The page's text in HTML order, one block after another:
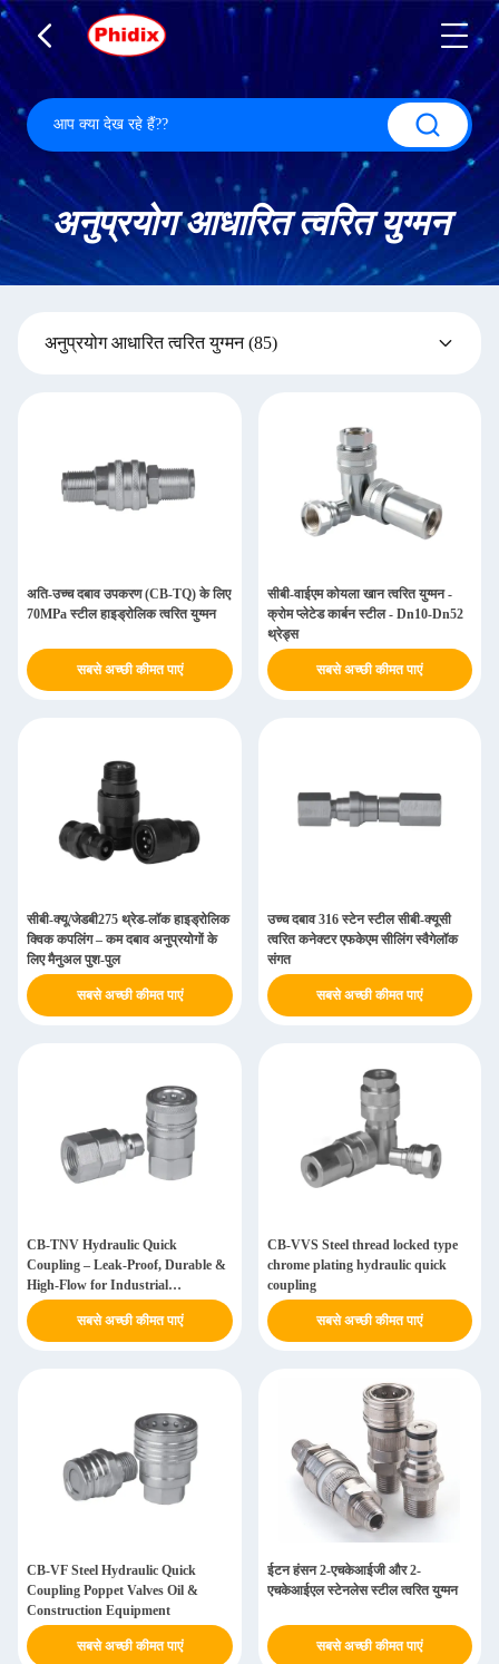
अनुप्रयोग आधारित त्वरित युग्मन
अनुप्रयोग आधारित त्वरित युग्मन(85)
अति-उच्च दबाव उपकरण (CB-TQ) के लिए
70MPa स्टील हाइड्रोलिक त्वरित युग्मन
सबसे अच्छी कीमत पाएं
सीबी-वाईएम कोयला खान त्वरित युग्मन -
क्रोम प्लेटेड कार्बन स्टील - Dn10-Dn52
थ्रेड्स
सबसे अच्छी कीमत पाएं
सीबी-क्यू/जेडबी275 थ्रेड-लॉक हाइड्रोलिक
क्विक कपलिंग – कम दबाव अनुप्रयोगों के
लिए मैनुअल पुश-पुल
सबसे अच्छी कीमत पाएं
उच्च दबाव 316 स्टेन स्टील सीबी-क्यूसी
त्वरित कनेक्टर एफकेएम सीलिंग स्वैगेलॉक
संगत
सबसे अच्छी कीमत पाएं
CB-TNV Hydraulic Quick
Coupling – Leak-Proof, Durable &
High-Flow for Industrial
Applications
सबसे अच्छी कीमत पाएं
CB-VVS Steel thread locked type
chrome plating hydraulic quick
coupling
सबसे अच्छी कीमत पाएं
CB-VF Steel Hydraulic Quick
Coupling Poppet Valves Oil &
Construction Equipment
सबसे अच्छी कीमत पाएं
ईटन हंसन 2-एचकेआईजी और 2-
एचकेआईएल स्टेनलेस स्टील त्वरित युग्मन
सबसे अच्छी कीमत पाएं